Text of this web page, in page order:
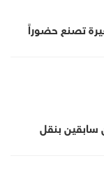
تصنع حضوراً
سابقين بنقل